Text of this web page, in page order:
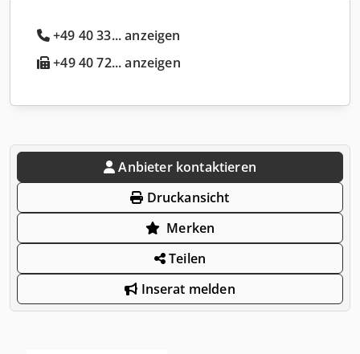
+49 40 33... anzeigen
+49 40 72... anzeigen
Anbieter kontaktieren
Druckansicht
Merken
Teilen
Inserat melden